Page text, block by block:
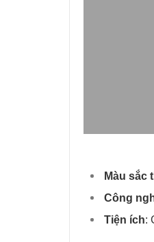
Màu sắc
Công
Tiện ích: